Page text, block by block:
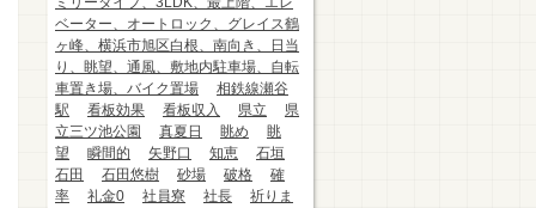
ベーター、オートロック、グレイス鶴
ヶ峰、横浜市旭区白根、南向き、日当
り、眺望、通風、敷地内駐車場、自転
車置き場、バイク置場
相鉄線瀬谷
駅
看板効果 看板収入 県立
県
立三ツ池公園
真夏日 眺め
眺
望
瞬間的 矢野口 知恵
石垣
石田
石田悠樹 砂場 破格
確
率
礼金0 社員寮 社長
祈りま